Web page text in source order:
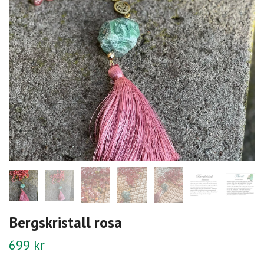
Bergskristall rosa
699 kr